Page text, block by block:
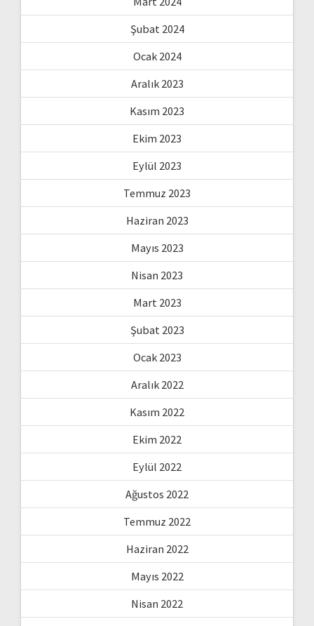
Şubat 2024
Ocak 2024
Aralık 2023
Kasım 2023
Ekim 2023
Eylül 2023
Temmuz 2023
Haziran 2023
Mayıs 2023
Nisan 2023
Mart 2023
Şubat 2023
Ocak 2023
Aralık 2022
Kasım 2022
Ekim 2022
Eylül 2022
Ağustos 2022
Temmuz 2022
Haziran 2022
Mayıs 2022
Nisan 2022